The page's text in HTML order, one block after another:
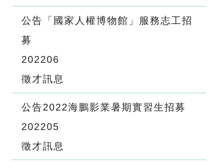
公告「國家人權博物館」服務志工招
募
202206
徵才訊息
公告2022海鵬影業暑期實習生招募
202205
徵才訊息